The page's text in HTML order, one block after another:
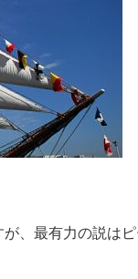
、最有力の説は